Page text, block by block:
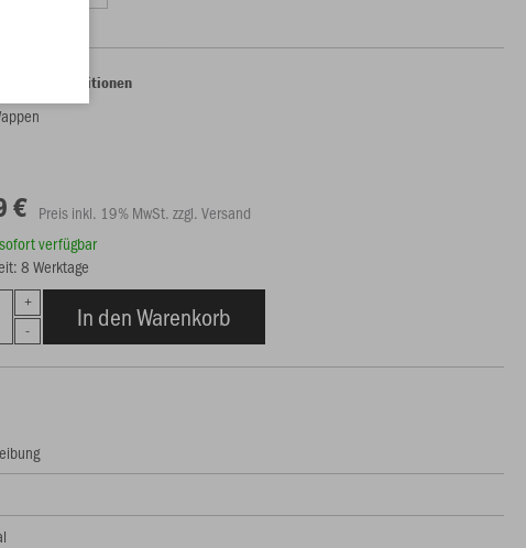
€ Preis inkl. 19% MwSt. zzgl. Versand
verfügbar
8 Werktage
In den Warenkorb